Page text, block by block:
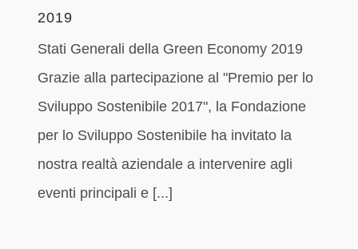
2019
Stati Generali della Green Economy 2019
Grazie alla partecipazione al "Premio per lo
Sviluppo Sostenibile 2017", la Fondazione
per lo Sviluppo Sostenibile ha invitato la
nostra realtà aziendale a intervenire agli
eventi principali e [...]